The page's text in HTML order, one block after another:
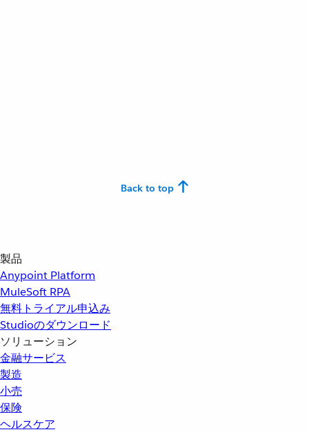
Back to top
製品
Anypoint Platform
MuleSoft RPA
無料トライアル申込み
Studioのダウンロード
ソリューション
金融サービス
製造
小売
保険
ヘルスケア